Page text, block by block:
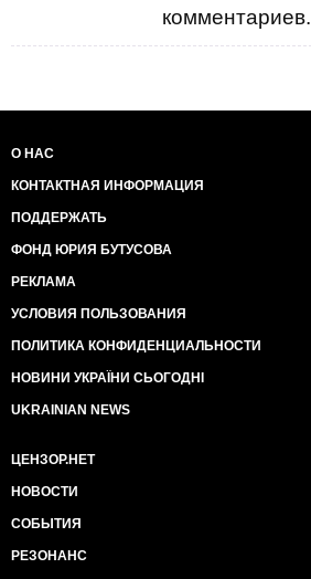
комментариев.
О НАС
КОНТАКТНАЯ ИНФОРМАЦИЯ
ПОДДЕРЖАТЬ
ФОНД ЮРИЯ БУТУСОВА
РЕКЛАМА
УСЛОВИЯ ПОЛЬЗОВАНИЯ
ПОЛИТИКА КОНФИДЕНЦИАЛЬНОСТИ
НОВИНИ УКРАЇНИ СЬОГОДНІ
UKRAINIAN NEWS
ЦЕНЗОР.НЕТ
НОВОСТИ
СОБЫТИЯ
РЕЗОНАНС